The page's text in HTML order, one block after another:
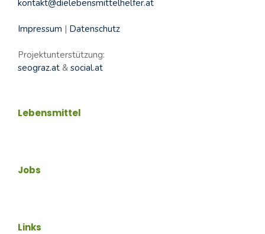
kontakt@dielebensmittelhelfer.at
Impressum | Datenschutz
Projektunterstützung:
seograz.at & social.at
Lebensmittel
Jobs
Links